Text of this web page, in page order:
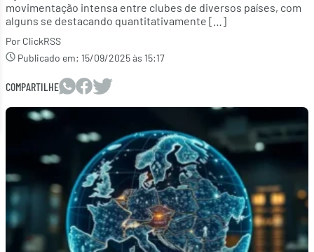
movimentação intensa entre clubes de diversos países, com
alguns se destacando quantitativamente […]
Por ClickRSS
Publicado em: 15/09/2025 às 15:17
COMPARTILHE